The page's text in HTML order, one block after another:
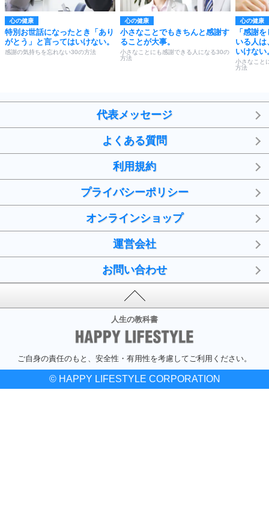
心の健康
特別お世話になったとき「あり
がとう」と言ってはいけない。
感謝の気持ちを忘れない30の方法
心の健康
小さなことでもきちんと感謝す
ることが大事。
小さなことにも感謝できる人になる30の
方法
心の健康
「感謝
いる人
いけない
小さなこと
方法
代表メッセージ
よくある質問
利用規約
プライバシーポリシー
オンラインショップ
運営会社
お問い合わせ
人生の教科書
ご自身の責任のもと、安全性・有用性を考慮してご利用ください。
© HAPPY LIFESTYLE CORPORATION